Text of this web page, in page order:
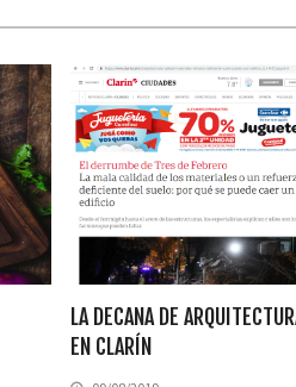
LA DECANA DE
EN CLARÍN